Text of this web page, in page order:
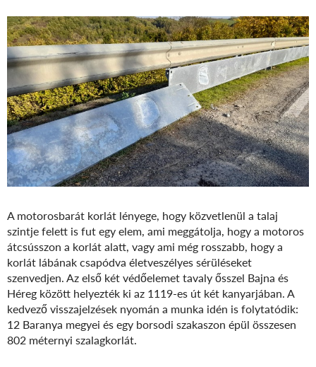
A motorosbarát korlát lényege, hogy közvetlenül a talaj
szintje felett is fut egy elem, ami meggátolja, hogy a motoros
átcsússzon a korlát alatt, vagy ami még rosszabb, hogy a
korlát lábának csapódva életveszélyes sérüléseket
szenvedjen. Az első két védőelemet tavaly ősszel Bajna és
Héreg között helyezték ki az 1119-es út két kanyarjában. A
kedvező visszajelzések nyomán a munka idén is folytatódik:
12 Baranya megyei és egy borsodi szakaszon épül összesen
802 méternyi szalagkorlát.